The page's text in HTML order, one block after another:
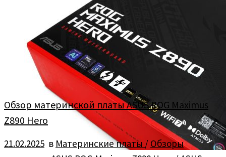
Обзор материнской платы ASUS ROG Maximus
Z890 Hero
21.02.2025 в Материнские платы / Обзоры